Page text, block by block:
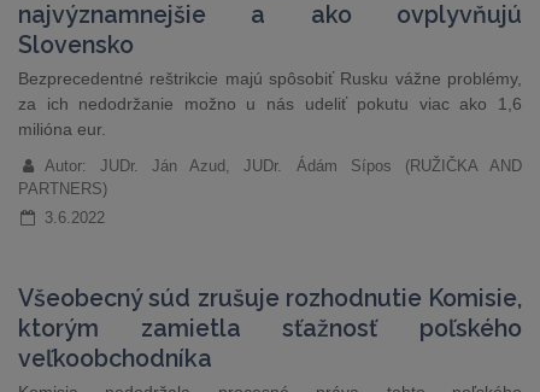
najvýznamnejšie a ako ovplyvňujú
Slovensko
Bezprecedentné reštrikcie majú spôsobiť Rusku vážne problémy,
za ich nedodržanie možno u nás udeliť pokutu viac ako 1,6
milióna eur.
Autor: JUDr. Ján Azud, JUDr. Ádám Sípos (RUŽIČKA AND
PARTNERS)
3.6.2022
Všeobecný súd zrušuje rozhodnutie Komisie,
ktorým zamietla sťažnosť poľského
veľkoobchodníka